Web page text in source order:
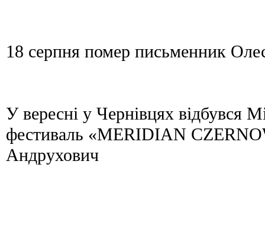
18 серпня помер письменник
У вересні у Чернівцях відбувся
фестиваль «MERIDIAN
Андрухович